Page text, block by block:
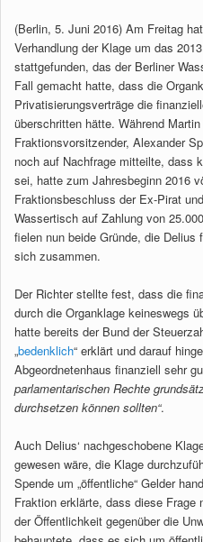
(Berlin, 5. Juni 2016) Am Freitag
Verhandlung der Klage um das
stattgefunden, das der Berliner
Fall gemacht hatte, dass die
Privatisierungsverträge die
überschritten hätte. Während
Fraktionsvorsitzender, Alexander
noch auf Nachfrage mitteilte, dass
sei, hatte zum Jahresbeginn 2016
Fraktionsbeschluss der Ex-Pirat
Wassertisch auf Zahlung von
fielen nun beide Gründe, die
sich zusammen.
Der Richter stellte fest, dass die
durch die Organklage keineswegs
hatte bereits der Bund der
„bedenklich“ erklärt und darauf
Abgeordnetenhaus finanziell sehr
parlamentarischen Rechte
durchsetzen können sollten“.
Auch Delius‘ nachgeschobene
gewesen wäre, die Klage
Spende um „öffentliche“ Gelder
Fraktion erklärte, dass diese
der Öffentlichkeit gegenüber die